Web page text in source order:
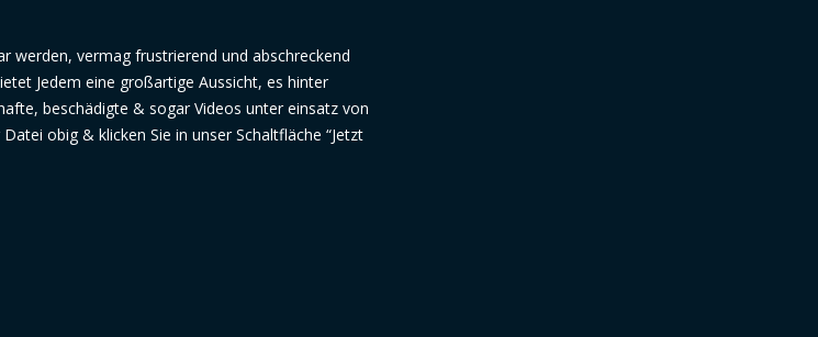
werden, vermag frustrierend und abschreckend
Jedem eine großartige Aussicht, es hinter
beschädigte & sogar Videos unter einsatz von
obig & klicken Sie in unser Schaltfläche “Jetzt